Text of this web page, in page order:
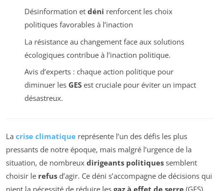
Désinformation et déni renforcent les choix
politiques favorables à l’inaction
La résistance au changement face aux solutions
écologiques contribue à l’inaction politique.
Avis d’experts : chaque action politique pour
diminuer les GESest cruciale pour éviter un impact
désastreux.
La crise climatique représente l’un des défis les plus
pressants de notre époque, mais malgré l’urgence de la
situation, de nombreux dirigeants politiques semblent
choisir le refus d’agir. Ce déni s’accompagne de décisions qui